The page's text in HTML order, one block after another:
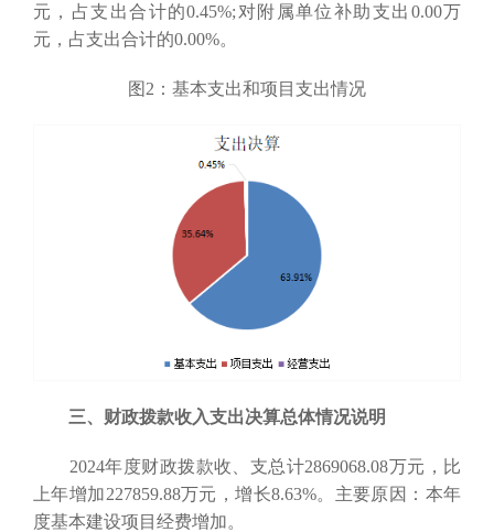
元，占支出合计的0.45%;对附属单位补助支出0.00万
元，占支出合计的0.00%。
图2：基本支出和项目支出情况
三、财政拨款收入支出决算总体情况说明
2024年度财政拨款收、支总计2869068.08万元，比
上年增加227859.88万元，增长8.63%。主要原因：本年
度基本建设项目经费增加。